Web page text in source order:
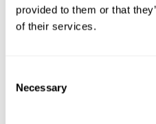
provided to them or that
of their services.
Selection
Necessary
니다. 이 인지 능력을 향상
항목이 없다는 것을 발견하
다른 관련 인지